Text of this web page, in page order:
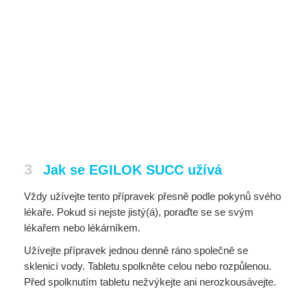
3 Jak se EGILOK SUCC užívá
Vždy užívejte tento přípravek přesně podle pokynů svého
lékaře. Pokud si nejste jistý(á), poraďte se se svým
lékařem nebo lékárníkem.
Užívejte přípravek jednou denně ráno společně se
sklenicí vody. Tabletu spolkněte celou nebo rozpůlenou.
Před spolknutím tabletu nežvýkejte ani nerozkousávejte.